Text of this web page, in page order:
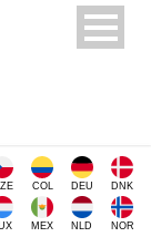
COL DEU DNK
MEX NLD NOR